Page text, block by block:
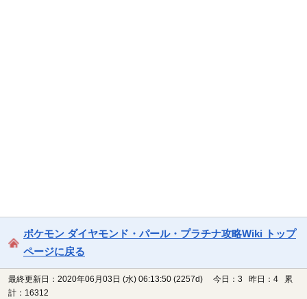
ポケモン ダイヤモンド・パール・プラチナ攻略Wiki トップ
ページに戻る
最終更新日：2020年06月03日 (水) 06:13:50 (2257d)
今日：3 昨日：4 累
計：16312